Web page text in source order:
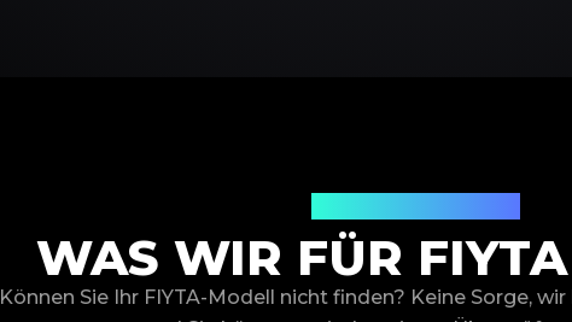
WAS WIR FÜR
Können Sie Ihr FIYTA-Modell nicht finden? Keine Sorge,